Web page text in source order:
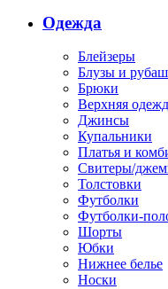
Одежда
Блейзеры
Блузы и
Брюки
Верхняя
Джинсы
Купальники
Платья и
Свитеры/
Толстовки
Футболки
Футболки-
Шорты
Юбки
Нижнее белье
Носки